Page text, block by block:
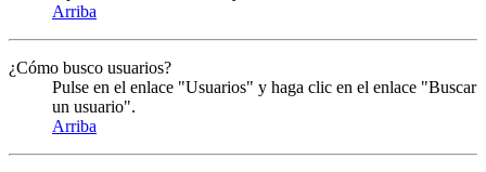
Arriba
¿Cómo busco usuarios?
Pulse en el enlace "Usuarios" y haga clic en el enlace "Buscar
un usuario".
Arriba